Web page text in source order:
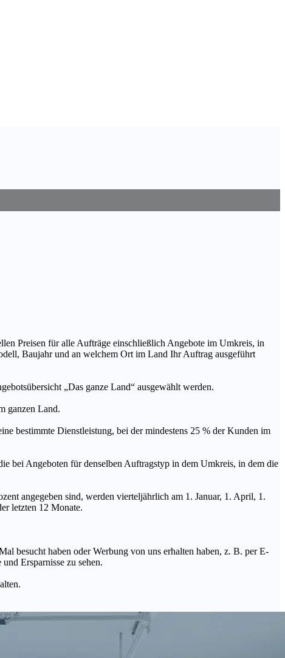
Preisen für alle Aufträge einschließlich Angebote im Umkreis, in
Baujahr und an welchem Ort im Land Ihr Auftrag ausgeführt
„Das ganze Land“ ausgewählt werden.
ganzen Land.
bestimmte Dienstleistung, bei der mindestens 25 % der Kunden im
Angeboten für denselben Auftragstyp in dem Umkreis, in dem die
angegeben sind, werden vierteljährlich am 1. Januar, 1. April, 1.
letzten 12 Monate.
besucht haben oder Werbung von uns erhalten haben, z. B. per E-
Ersparnisse zu sehen.